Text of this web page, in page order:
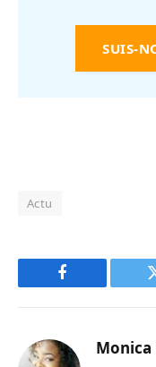
SUIS-
Actu
Facebook
Monica